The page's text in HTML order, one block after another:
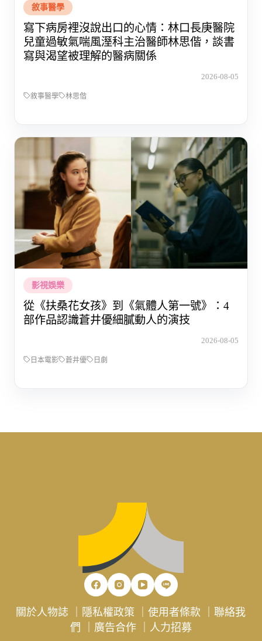
敘事醫學
寫下病房裡沒說出口的心情：林口長庚醫院
兒童過敏氣喘風溼科主治醫師林思偕，談書
寫與渴望被理解的醫病關係
2026-08-05
敘事醫學 林思偕
影視娛樂
從《扶桑花女孩》到《氣體人第一號》：4
部作品認識蒼井優細膩動人的演技
2026-08-05
日本電影 蒼井優 日劇
關於人物誌 隱私權政策 ｜使用者條款 ｜聯絡我
們
廣告合作｜ 人力招募